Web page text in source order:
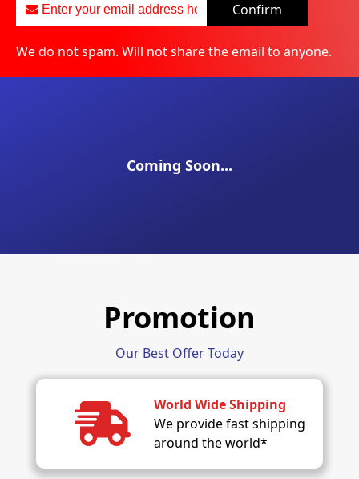
Confirm
We do not spam. Will not share the email to anyone.
Coming Soon...
Promotion
Our Best Offer Today
World Wide Shipping
We provide fast shipping
around the world*